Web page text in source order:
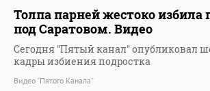
Толпа парней жестоко избила
под Саратовом. Видео
Сегодня "Пятый канал" опубликовал
кадры избиения подростка
Видео "Пятого Канала"